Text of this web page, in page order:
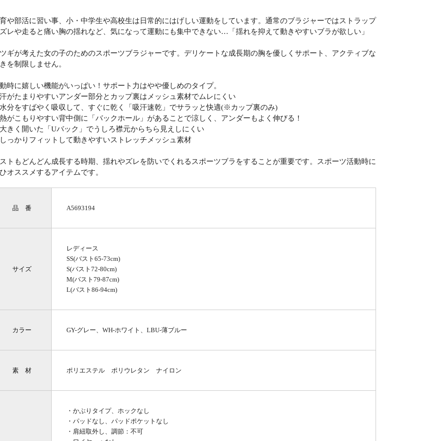
や部活に習い事、小・中学生や高校生は日常的にはげしい運動をしています。通常のブラジャーではストラップ
レや走ると痛い胸の揺れなど、気になって運動にも集中できない…「揺れを抑えて動きやすいブラが欲しい」
ギが考えた女の子のためのスポーツブラジャーです。デリケートな成長期の胸を優しくサポート、アクティブな
を制限しません。
時に嬉しい機能がいっぱい！サポート力はやや優しめのタイプ。
汗がたまりやすいアンダー部分とカップ裏はメッシュ素材でムレにくい
水分をすばやく吸収して、すぐに乾く「吸汗速乾」でサラッと快適(※カップ裏のみ)
熱がこもりやすい背中側に「バックホール」があることで涼しく、アンダーもよく伸びる！
大きく開いた「Uバック」でうしろ襟元からちら見えしにくい
しっかりフィットして動きやすいストレッチメッシュ素材
トもどんどん成長する時期、揺れやズレを防いでくれるスポーツブラをすることが重要です。スポーツ活動時に
オススメするアイテムです。
品 番 A5693194
サイズ
レディース
SS(バスト65-73cm)
S(バスト72-80cm)
M(バスト79-87cm)
L(バスト86-94cm)
カラー GY-グレー、WH-ホワイト、LBU-薄ブルー
素 材 ポリエステル ポリウレタン ナイロン
・かぶりタイプ、ホックなし
・パッドなし、パッドポケットなし
・肩紐取外し、調節：不可